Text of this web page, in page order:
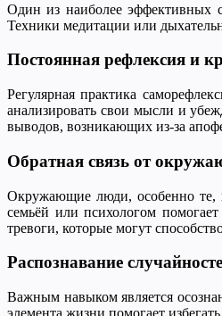
Один из наиболее эффективных
Техники медитации или
Постоянная рефлексия и
Регулярная практика
анализировать свои мысли и
выводов, возникающих из-за
Обратная связь от
Окружающие люди, особенно те,
семьёй или психологом
тревоги, которые могут
Распознавание
Важным навыком является
элемента жизни помогает